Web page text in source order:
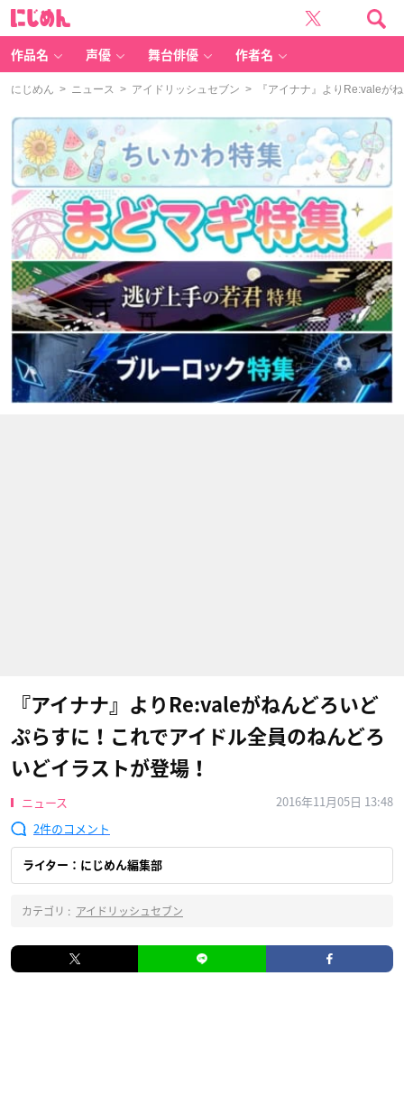
作品名 声優 舞台俳優 作者名
にじめん > ニュース > アイドリッシュセブン > 『アイナナ』よりRe:vale​が
『アイナナ』よりRe:vale​がねんどろいど
ぷらすに！これでアイドル全員のねんどろ
いどイラストが登場！
ニュース
2016年11月05日 13:48
2
ライター：にじめん編集部
カテゴリ : アイドリッシュセブン